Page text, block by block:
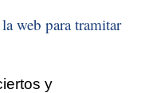
web para tramitar
y